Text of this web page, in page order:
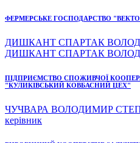
ФЕРМЕРСЬКЕ ГОСПОДАРСТВО
ДИШКАНТ СПАРТАК
ДИШКАНТ СПАРТАК
ПІДПРИЄМСТВО СПОЖИВЧОЇ
"КУЛИКІВСЬКИЙ КОВБАСНИЙ ЦЕХ"
ЧУЧВАРА ВОЛОДИМИР
керівник